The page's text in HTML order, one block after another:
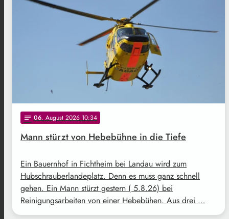
notes 06. August 2026 10:34
Mann stürzt von Hebebühne in die Tiefe
Ein Bauernhof in Fichtheim bei Landau wird zum
Hubschrauberlandeplatz. Denn es muss ganz schnell
gehen. Ein Mann stürzt gestern ( 5.8.26) bei
Reinigungsarbeiten von einer Hebebühen. Aus drei …